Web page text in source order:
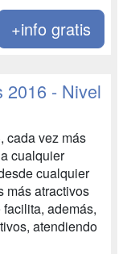
+info gratis
2016 - Nivel
cada vez más
cualquier
cualquier
más atractivos
además,
atendiendo